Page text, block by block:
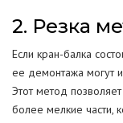
2. Резка
Если кран-балка
ее демонтажа могут
Этот метод
более мелкие части,